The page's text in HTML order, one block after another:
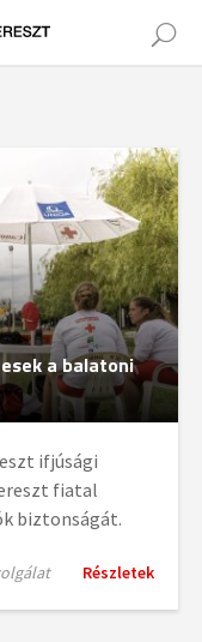
a balatoni
ifjúsági
fiatal
biztonságát.
Részletek